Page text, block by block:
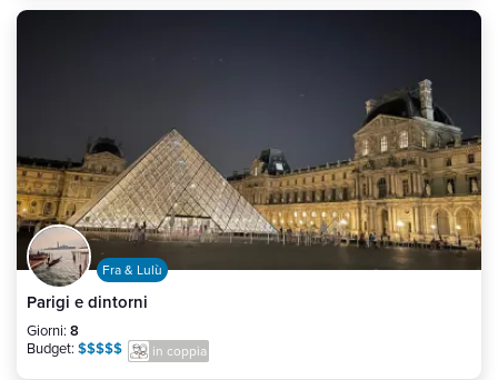
Fra & Lulù
Parigi e dintorni
Giorni: 8
Budget: $$$$$ in coppia